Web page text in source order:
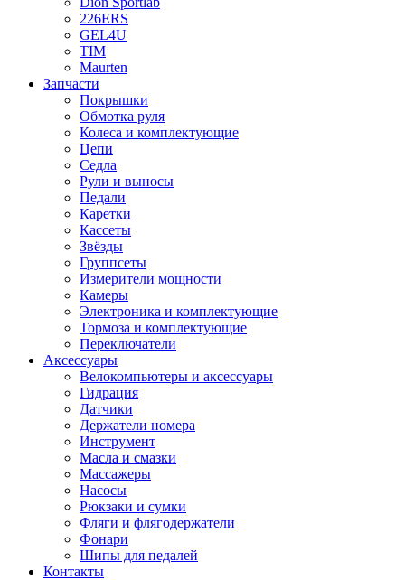
226ERS
GEL4U
TIM
Maurten
Запчасти
Покрышки
Обмотка руля
Колеса и комплектующие
Цепи
Седла
Рули и выносы
Педали
Каретки
Кассеты
Звёзды
Группсеты
Измерители мощности
Камеры
Электроника и комплектующие
Тормоза и комплектующие
Переключатели
Аксессуары
Велокомпьютеры и аксессуары
Гидрация
Датчики
Держатели номера
Инструмент
Масла и смазки
Массажеры
Насосы
Рюкзаки и сумки
Фляги и флягодержатели
Фонари
Шипы для педалей
Контакты